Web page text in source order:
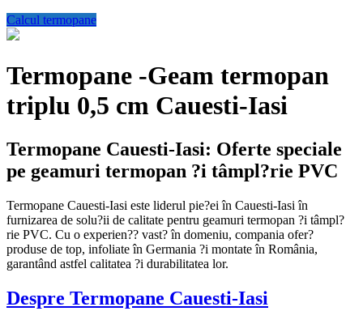
Calcul termopane
Termopane -Geam termopan
triplu 0,5 cm Cauesti-Iasi
Termopane Cauesti-Iasi: Oferte speciale
pe geamuri termopan ?i tâmpl?rie PVC
Termopane Cauesti-Iasi este liderul pie?ei în Cauesti-Iasi în
furnizarea de solu?ii de calitate pentru geamuri termopan ?i tâmpl?
rie PVC. Cu o experien?? vast? în domeniu, compania ofer?
produse de top, infoliate în Germania ?i montate în România,
garantând astfel calitatea ?i durabilitatea lor.
Despre Termopane Cauesti-Iasi